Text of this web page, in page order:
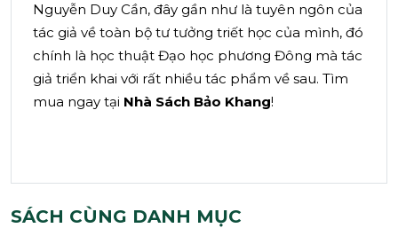
Nguyễn Duy Cần, đây gần như là tuyên ngôn của
tác giả về toàn bộ tư tưởng triết học của mình, đó
chính là học thuật Đạo học phương Đông mà tác
giả triển khai với rất nhiều tác phẩm về sau. Tìm
mua ngay tại Nhà Sách Bảo Khang!
SÁCH CÙNG DANH MỤC